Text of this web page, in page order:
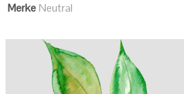
MerkeNeutral